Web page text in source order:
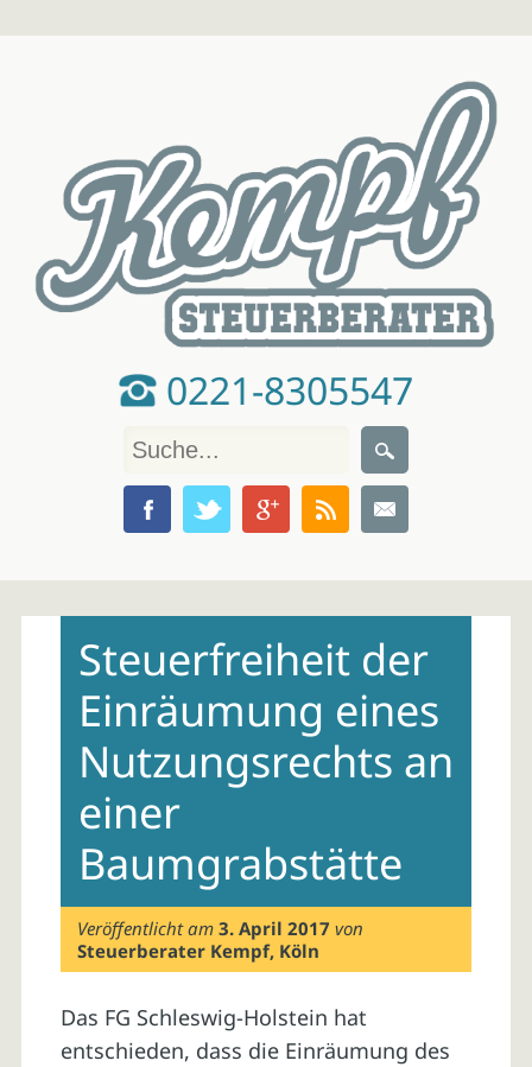
0221-8305547
contentSteuerfreiheit der
Einräumung eines
Nutzungsrechts an
einer
Baumgrabstätte
Veröffentlicht am3. April 2017 von
Steuerberater Kempf, Köln
Das FG Schleswig-Holstein hat
entschieden, dass die Einräumung des